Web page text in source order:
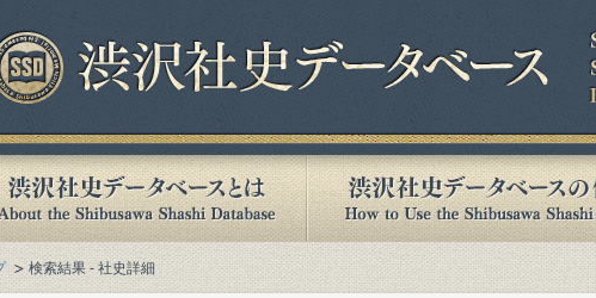
検索結果 - 社史詳細